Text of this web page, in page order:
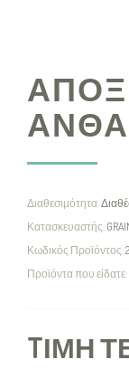
Διαθεσιμότητα:
Κατασκευαστής:
Κωδικός Προϊόντος:
Προϊόντα που είδατε:
TΙΜΉ